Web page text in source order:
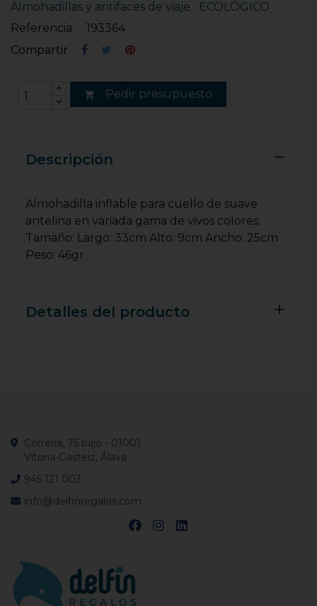
Almohadillas y antifaces de viaje
ECOLÓGICO
Referencia
193364
Compartir
 Pedir presupuesto
Descripción
Almohadilla inflable para cuello de suave
antelina en variada gama de vivos colores.
Tamaño: Largo: 33cm Alto: 9cm Ancho: 25cm
Peso: 46gr
Detalles del producto
Correría, 75 bajo - 01001
Vitoria-Gasteiz, Álava
945 121 003
info@delfinregalos.com